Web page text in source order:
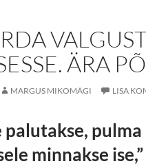
ÄRA
MARGUS MIKOMÄGI LISA
palutakse,
minnakse